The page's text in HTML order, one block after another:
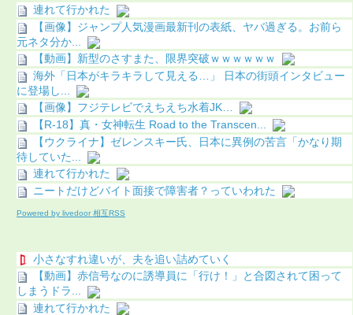
連れて行かれた
【画像】ジャンプ人気漫画最新刊の表紙、ヤバ過ぎる。お前ら
元ネタ分か...
【動画】新型のさすまた、限界突破ｗｗｗｗｗｗ
海外「日本がキラキラして見える…」 日本の街頭インタビュー
に登場し...
【画像】フジテレビでえちえち水着JK…
【R-18】真・女神転生 Road to the Transcen...
【ウクライナ】ゼレンスキー氏、日本に異例の苦言「かなり期
待していた...
連れて行かれた
ニートだけどバイト面接で障害者？っていわれた
Powered by livedoor 相互RSS
小さなすれ違いが、夫を追い詰めていく
【動画】赤信号なのに誘導員に「行け！」と合図されて困って
しまうドラ...
連れて行かれた